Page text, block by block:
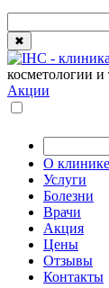
✖
косметологии и
Акции
О клинике
Услуги
Болезни
Врачи
Акция
Цены
Отзывы
Контакты